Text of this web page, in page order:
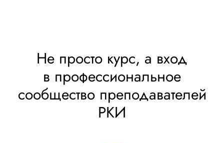
Не просто курс, а вход
в профессиональное
сообщество преподавателей
РКИ